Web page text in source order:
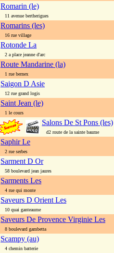
Romarin (le)
11 avenue bertherigues
Romarins (les)
16 rue village
Rotonde La
2 a place jeanne d'arc
Route Mandarine (la)
1 rue bernex
Saigon D Asie
12 rue grand logis
Saint Jean (le)
1 le cours
Salons De St Pons (les)
d2 route de la sainte baume
Saphir Le
2 rue serbes
Sarment D Or
58 boulevard jean jaures
Sarments Les
4 rue qui monte
Saveurs D Orient Les
10 quai ganteaume
Saveurs De Provence Virginie Les
8 boulevard gambetta
Scampy (au)
4 chemin batterie